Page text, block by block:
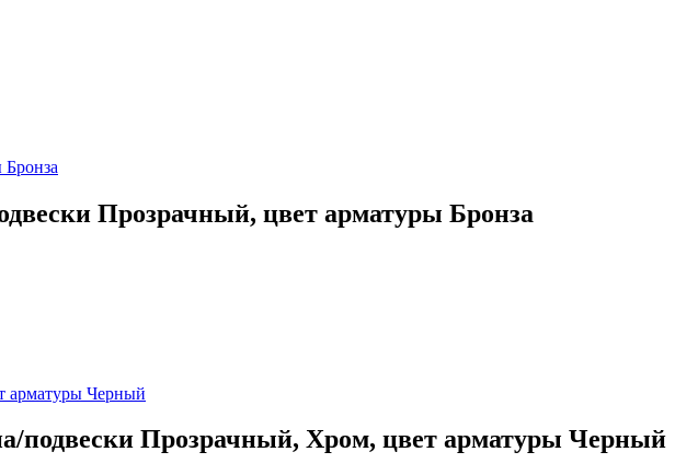
Прозрачный, цвет арматуры Бронза
подвески Прозрачный, Хром, цвет арматуры Черный